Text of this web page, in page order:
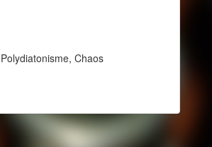
Chaos